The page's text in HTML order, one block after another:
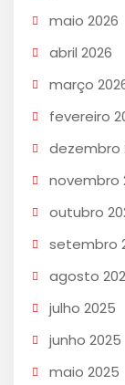
maio 2026
abril 2026
março
fevereiro
dezembro
novembro
outubro
setembro
agosto
julho 2025
junho 2025
maio 2025